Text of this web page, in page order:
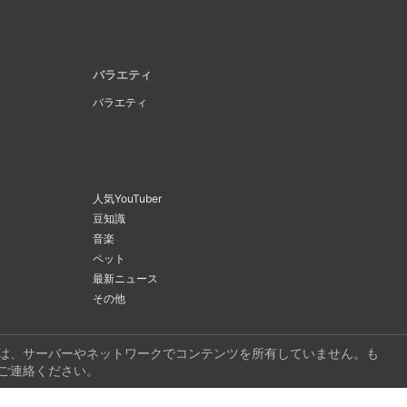
バラエティ
バラエティ
人気YouTuber
豆知識
音楽
ペット
最新ニュース
その他
サーバーやネットワークでコンテンツを所有していません。も
連絡ください。